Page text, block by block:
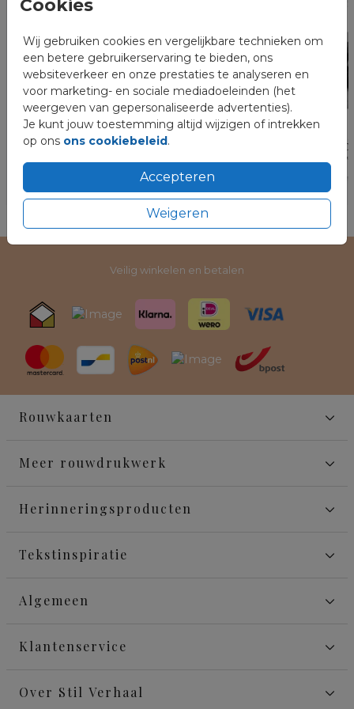
Cookies
Wij gebruiken cookies en vergelijkbare technieken om
een betere gebruikerservaring te bieden, ons
websiteverkeer en onze prestaties te analyseren en
voor marketing- en sociale mediadoeleinden (het
weergeven van gepersonaliseerde advertenties).
Je kunt jouw toestemming altijd wijzigen of intrekken
op ons ons cookiebeleid.
Accepteren
Weigeren
Veilig winkelen en betalen
Rouwkaarten
Meer rouwdrukwerk
Herinneringsproducten
Tekstinspiratie
Algemeen
Klantenservice
Over Stil Verhaal